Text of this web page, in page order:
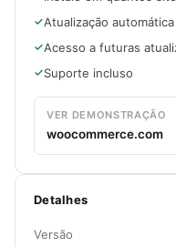
Atualização automática
Acesso a futuras
Suporte incluso
VER DEMONSTRAÇÃO
woocommerce.com
Detalhes
Versão